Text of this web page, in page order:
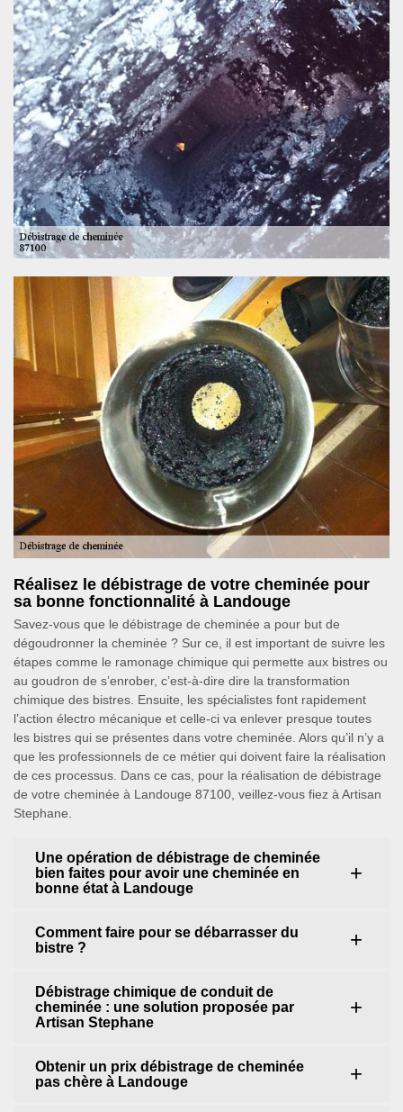
Réalisez le débistrage de votre cheminée pour
sa bonne fonctionnalité à Landouge
Savez-vous que le débistrage de cheminée a pour but de
dégoudronner la cheminée ? Sur ce, il est important de suivre les
étapes comme le ramonage chimique qui permette aux bistres ou
au goudron de s’enrober, c’est-à-dire dire la transformation
chimique des bistres. Ensuite, les spécialistes font rapidement
l’action électro mécanique et celle-ci va enlever presque toutes
les bistres qui se présentes dans votre cheminée. Alors qu’il n’y a
que les professionnels de ce métier qui doivent faire la réalisation
de ces processus. Dans ce cas, pour la réalisation de débistrage
de votre cheminée à Landouge 87100, veillez-vous fiez à Artisan
Stephane.
Une opération de débistrage de cheminée
bien faites pour avoir une cheminée en
bonne état à Landouge
Comment faire pour se débarrasser du
bistre ?
Débistrage chimique de conduit de
cheminée : une solution proposée par
Artisan Stephane
Obtenir un prix débistrage de cheminée
pas chère à Landouge